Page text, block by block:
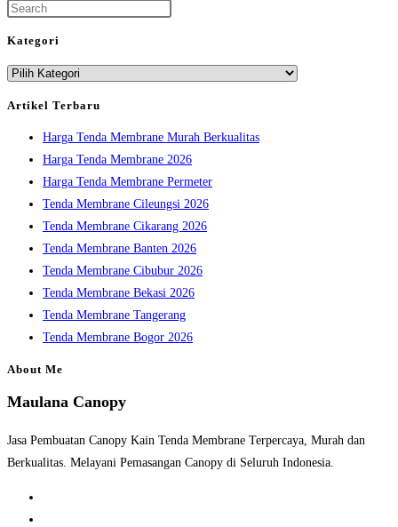
panel.
Kategori
Kategori
Artikel Terbaru
Harga Tenda Membrane Murah Berkualitas
Harga Tenda Membrane 2026
Harga Tenda Membrane Permeter
Tenda Membrane Cileungsi 2026
Tenda Membrane Cikarang 2026
Tenda Membrane Banten 2026
Tenda Membrane Cibubur 2026
Tenda Membrane Bekasi 2026
Tenda Membrane Tangerang
Tenda Membrane Bogor 2026
About Me
Maulana Canopy
Jasa Pembuatan Canopy Kain Tenda Membrane Terpercaya, Murah dan
Berkualitas. Melayani Pemasangan Canopy di Seluruh Indonesia.